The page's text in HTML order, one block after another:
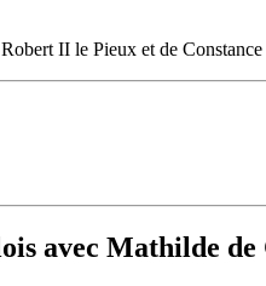
II le Pieux et de
avec Mathilde